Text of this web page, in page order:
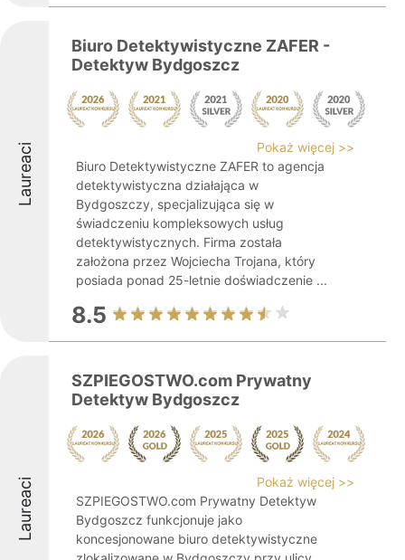
Laureaci
Biuro Detektywistyczne ZAFER -
Detektyw Bydgoszcz
Pokaż więcej >>
Biuro Detektywistyczne ZAFER to agencja
detektywistyczna działająca w
Bydgoszczy, specjalizująca się w
świadczeniu kompleksowych usług
detektywistycznych. Firma została
założona przez Wojciecha Trojana, który
posiada ponad 25-letnie doświadczenie ...
8.5
Laureaci
SZPIEGOSTWO.com Prywatny
Detektyw Bydgoszcz
Pokaż więcej >>
SZPIEGOSTWO.com Prywatny Detektyw
Bydgoszcz funkcjonuje jako
koncesjonowane biuro detektywistyczne